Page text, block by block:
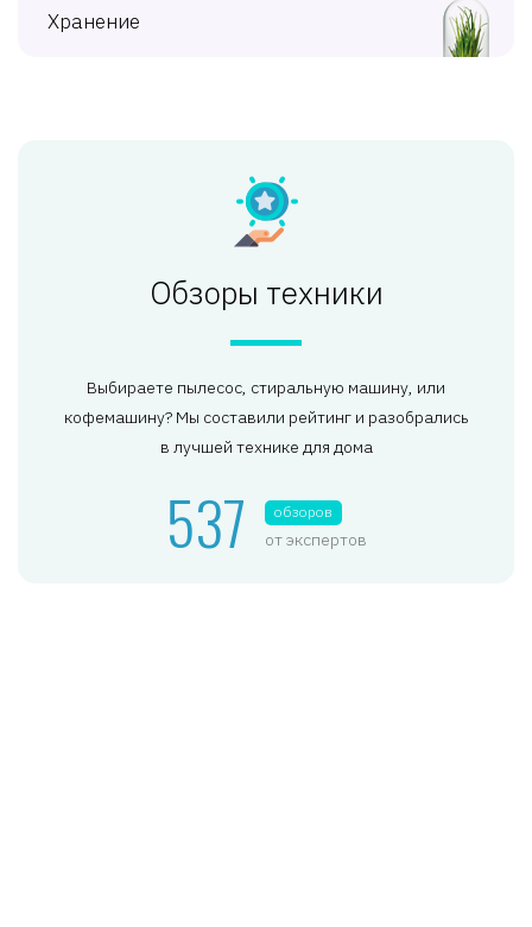
Хранение
Обзоры техники
Выбираете пылесос, стиральную машину, или
кофемашину? Мы составили рейтинг и разобрались
в лучшей технике для дома
537 обзоров
от экспертов